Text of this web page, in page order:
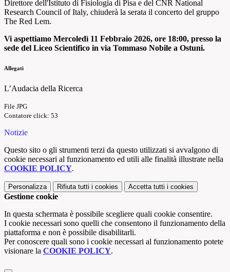
Direttore dell'Istituto di Fisiologia di Pisa e del CNR National
Research Council of Italy, chiuderà la serata il concerto del gruppo
The Red Lem.
Vi aspettiamo Mercoledì 11 Febbraio 2026, ore 18:00, presso la
sede del Liceo Scientifico in via Tommaso Nobile a Ostuni.
Allegati
L’Audacia della Ricerca
File JPG
Contatore click: 53
Notizie
Questo sito o gli strumenti terzi da questo utilizzati si avvalgono di
cookie necessari al funzionamento ed utili alle finalità illustrate nella
COOKIE POLICY.
Personalizza Rifiuta tutti i cookies Accetta tutti i cookies
Gestione cookie
In questa schermata è possibile scegliere quali cookie consentire.
I cookie necessari sono quelli che consentono il funzionamento della
piattaforma e non è possibile disabilitarli.
Per conoscere quali sono i cookie necessari al funzionamento potete
visionare la COOKIE POLICY.